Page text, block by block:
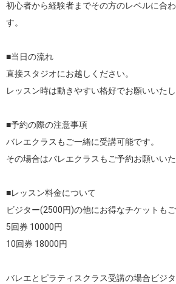
初心者から経験者までその方のレベルに合
す。
■当日の流れ
直接スタジオにお越しください。
レッスン時は動きやすい格好でお願いいたし
■予約の際の注意事項
バレエクラスもご一緒に受講可能です。
その場合はバレエクラスもご予約お願いいた
■レッスン料金について
ビジター(2500円)の他にお得なチケットも
5回券 10000円
10回券 18000円
バレエとピラティスクラス受講の場合ビジ